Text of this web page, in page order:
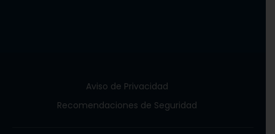
Aviso de Privacidad
Recomendaciones de Seguridad